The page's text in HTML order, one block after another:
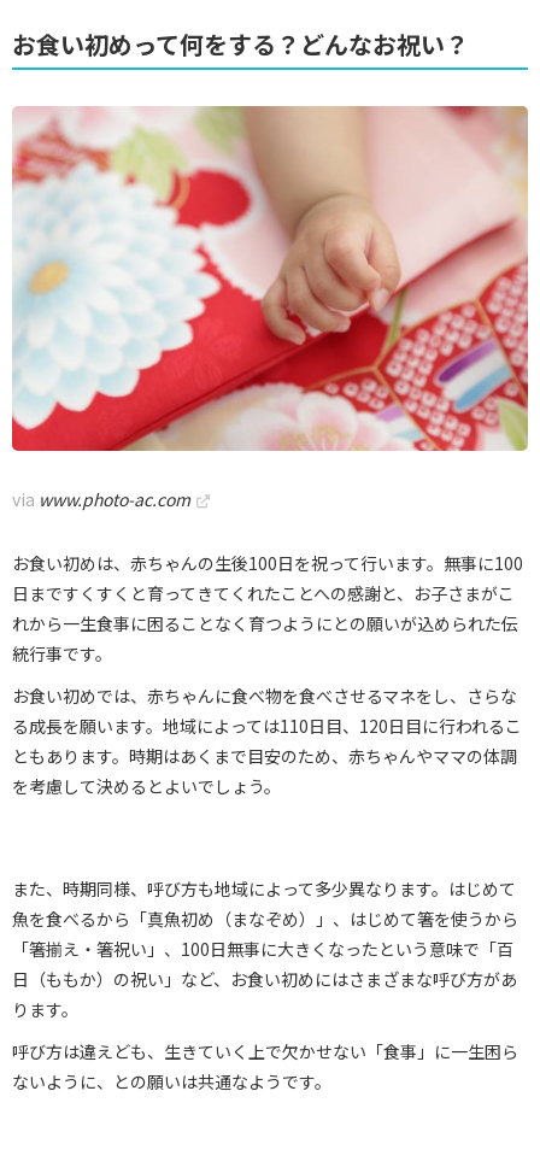
お食い初めって何をする？どんなお祝い？
via www.photo-ac.com
お食い初めは、赤ちゃんの生後100日を祝って行います。無事に100
日まですくすくと育ってきてくれたことへの感謝と、お子さまがこ
れから一生食事に困ることなく育つようにとの願いが込められた伝
統行事です。
お食い初めでは、赤ちゃんに食べ物を食べさせるマネをし、さらな
る成長を願います。地域によっては110日目、120日目に行われるこ
ともあります。時期はあくまで目安のため、赤ちゃんやママの体調
を考慮して決めるとよいでしょう。
また、時期同様、呼び方も地域によって多少異なります。はじめて
魚を食べるから「真魚初め（まなぞめ）」、はじめて箸を使うから
「箸揃え・箸祝い」、100日無事に大きくなったという意味で「百
日（ももか）の祝い」など、お食い初めにはさまざまな呼び方があ
ります。
呼び方は違えども、生きていく上で欠かせない「食事」に一生困ら
ないように、との願いは共通なようです。